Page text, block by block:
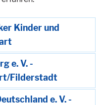
Kinder und
e. V. -
Filderstadt
e. V. -